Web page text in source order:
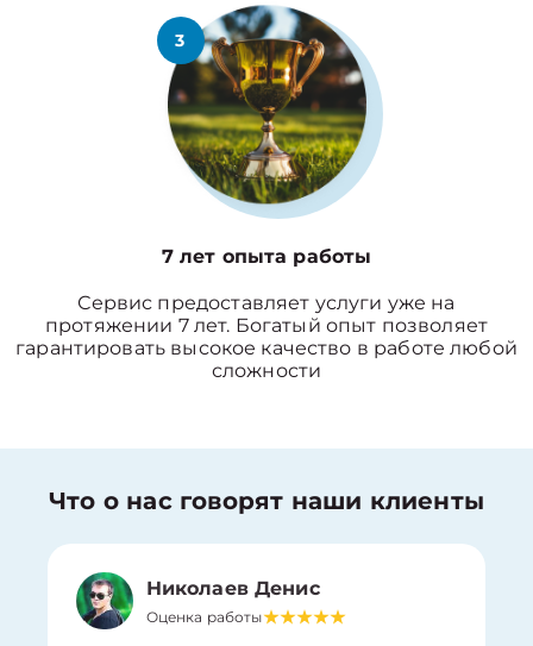
3
7 лет опыта работы
Сервис предоставляет услуги уже на
протяжении 7 лет. Богатый опыт позволяет
гарантировать высокое качество в работе любой
сложности
Что о нас говорят наши клиенты
Николаев Денис
Оценка работы